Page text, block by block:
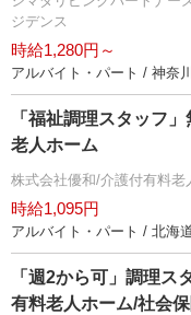
ジデンス
時給1,280円～
アルバイト・パート / 神奈
「福祉調理スタッフ
老人ホーム
株式会社優和/介護付有料
時給1,095円
アルバイト・パート / 北海
「週2から可」調理ス
有料老人ホーム/社会